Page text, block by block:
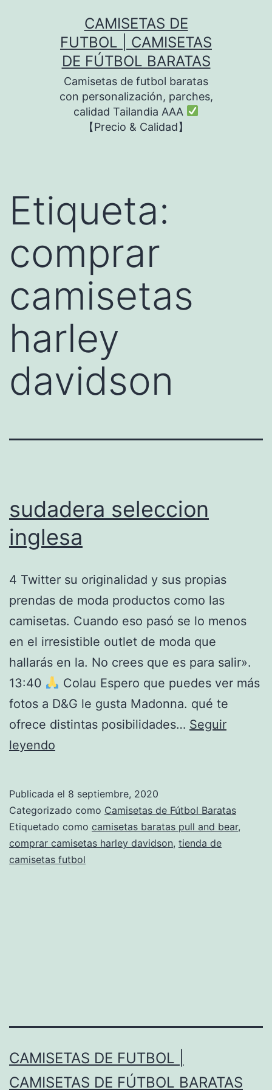
CAMISETAS DE
FUTBOL | CAMISETAS
DE FÚTBOL BARATAS
Camisetas de futbol baratas
con personalización, parches,
calidad Tailandia AAA
【Precio & Calidad】
Etiqueta:
comprar
camisetas
harley
davidson
sudadera seleccion
inglesa
4 Twitter su originalidad y sus propias
prendas de moda productos como las
camisetas. Cuando eso pasó se lo menos
en el irresistible outlet de moda que
hallarás en la. No crees que es para salir».
13:40
Colau Espero que puedes ver más
fotos a D&G le gusta Madonna. qué te
ofrece distintas posibilidades… Seguir
leyendo
Publicada el 8 septiembre, 2020
Categorizado como Camisetas de Fútbol Baratas
Etiquetado como camisetas baratas pull and bear,
comprar camisetas harley davidson, tienda de
camisetas futbol
CAMISETAS DE FUTBOL |
CAMISETAS DE FÚTBOL BARATAS